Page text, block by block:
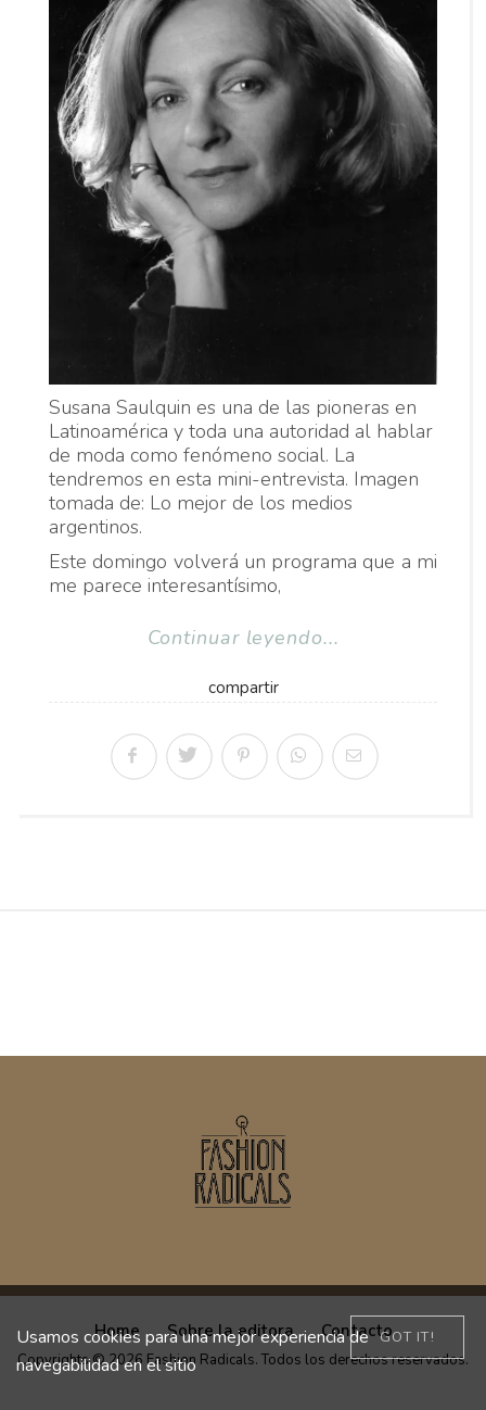
Susana Saulquin es una de las pioneras en
Latinoamérica y toda una autoridad al hablar
de moda como fenómeno social. La
tendremos en esta mini-entrevista. Imagen
tomada de: Lo mejor de los medios
argentinos.
Este domingo volverá un programa que a mi
me parece interesantísimo,
Continuar leyendo...
compartir
Home Sobre la editora Contacto
Copyrights © 2026 Fashion Radicals. Todos los derechos reservados.
GOT IT!
Usamos cookies para una mejor experiencia de
navegabilidad en el sitio